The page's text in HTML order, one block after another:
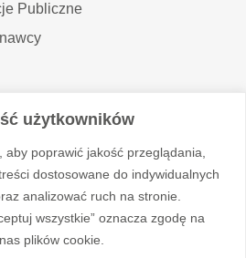
użytkowników
aby poprawić jakość przeglądania,
dostosowane do indywidualnych
analizować ruch na stronie.
wszystkie” oznacza zgodę na
plików cookie.
Publiczne